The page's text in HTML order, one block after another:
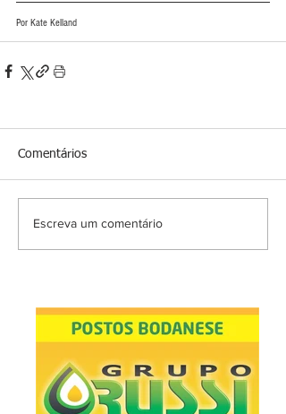
Por Kate Kelland
Comentários
Escreva um comentário